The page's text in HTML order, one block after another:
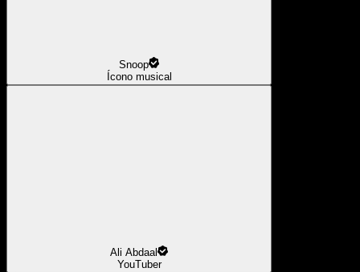
Snoop
Ícono musical
Ali Abdaal
YouTuber